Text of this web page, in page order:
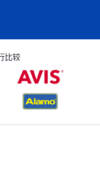
比较